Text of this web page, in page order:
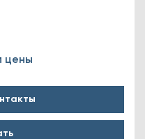
цены